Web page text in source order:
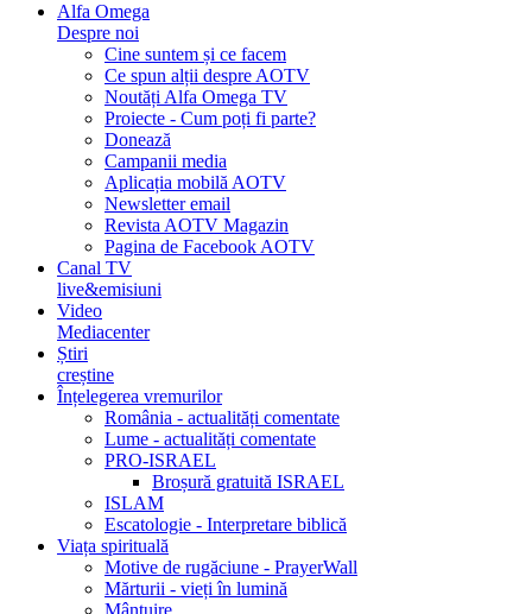
Alfa Omega
Despre noi
Cine suntem și ce facem
Ce spun alții despre AOTV
Noutăți Alfa Omega TV
Proiecte - Cum poți fi parte?
Donează
Campanii media
Aplicația mobilă AOTV
Newsletter email
Revista AOTV Magazin
Pagina de Facebook AOTV
Canal TV
live&emisiuni
Video
Mediacenter
Știri
creștine
Înțelegerea vremurilor
România - actualități comentate
Lume - actualități comentate
PRO-ISRAEL
Broșură gratuită ISRAEL
ISLAM
Escatologie - Interpretare biblică
Viața spirituală
Motive de rugăciune - PrayerWall
Mărturii - vieți în lumină